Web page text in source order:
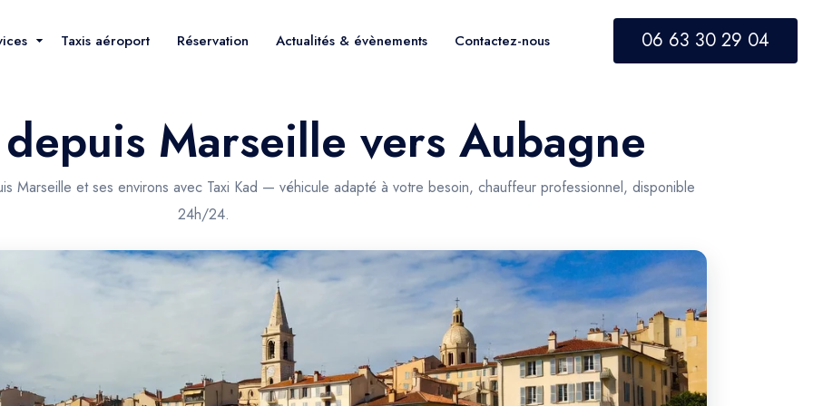
Taxis aéroport Réservation Actualités & évènements Contactez-nous 06 63 30 29 04
Marseille vers Aubagne
Marseille et ses environs avec Taxi Kad — véhicule adapté à votre besoin, chauffeur professionnel, disponible
24h/24.